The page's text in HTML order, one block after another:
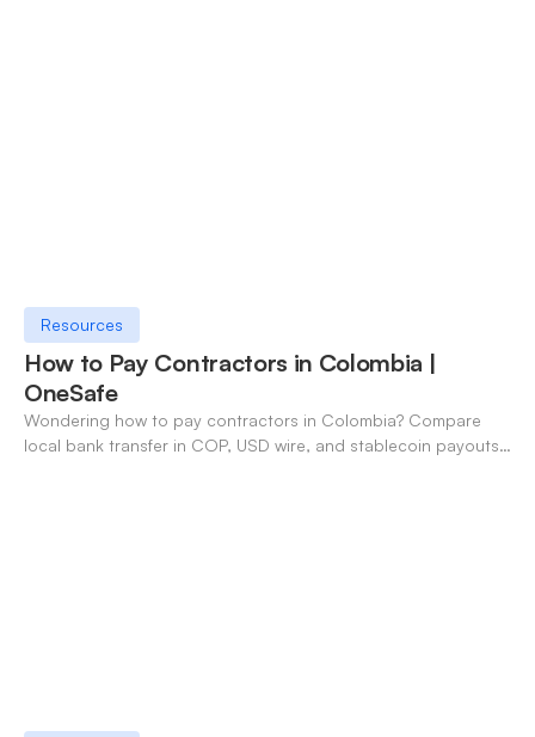
Resources
How to Pay Contractors in Colombia |
OneSafe
Wondering how to pay contractors in Colombia? Compare
local bank transfer in COP, USD wire, and stablecoin payouts.